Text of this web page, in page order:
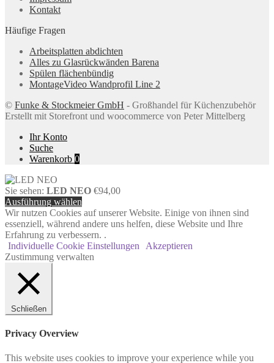
Kontakt
Häufige Fragen
Arbeitsplatten abdichten
Alles zu Glasrückwänden Barena
Spülen flächenbündig
MontageVideo Wandprofil Line 2
© Funke & Stockmeier GmbH - Großhandel für Küchenzubehör
Erstellt mit Storefront und woocommerce von Peter Mittelberg
Ihr Konto
Suche
Warenkorb 0
Sie sehen: LED NEO €94,00
Ausführung wählen
Wir nutzen Cookies auf unserer Website. Einige von ihnen sind
essenziell, während andere uns helfen, diese Website und Ihre
Erfahrung zu verbessern. .
Individuelle Cookie Einstellungen
Akzeptieren
Zustimmung verwalten
Schließen
Privacy Overview
This website uses cookies to improve your experience while you